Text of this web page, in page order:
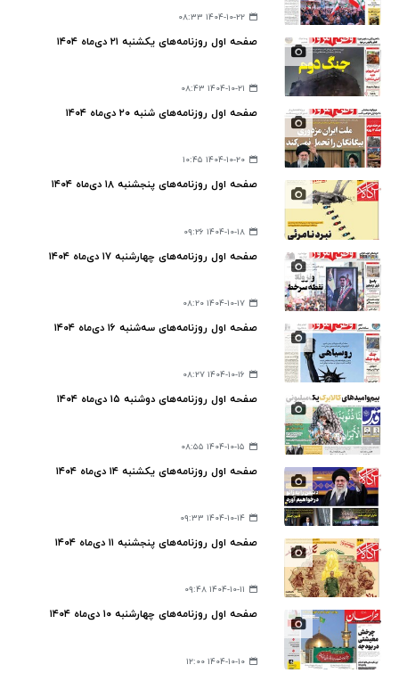
۱۴۰۴-۱۰-۲۲ ۰۸:۳۳
صفحه اول روزنامه‌های یکشنبه ۲۱ دی‌ماه ۱۴۰۴
۱۴۰۴-۱۰-۲۱ ۰۸:۴۳
صفحه اول روزنامه‌های شنبه ۲۰ دی‌ماه ۱۴۰۴
۱۴۰۴-۱۰-۲۰ ۱۰:۴۵
صفحه اول روزنامه‌های پنجشنبه ۱۸ دی‌ماه ۱۴۰۴
۱۴۰۴-۱۰-۱۸ ۰۹:۲۶
صفحه اول روزنامه‌های چهارشنبه ۱۷ دی‌ماه ۱۴۰۴
۱۴۰۴-۱۰-۱۷ ۰۸:۲۰
صفحه اول روزنامه‌های سه‌شنبه ۱۶ دی‌ماه ۱۴۰۴
۱۴۰۴-۱۰-۱۶ ۰۸:۲۷
صفحه اول روزنامه‌های دوشنبه ۱۵ دی‌ماه ۱۴۰۴
۱۴۰۴-۱۰-۱۵ ۰۸:۵۵
صفحه اول روزنامه‌های یکشنبه ۱۴ دی‌ماه ۱۴۰۴
۱۴۰۴-۱۰-۱۴ ۰۹:۳۳
صفحه اول روزنامه‌های پنجشنبه ۱۱ دی‌ماه ۱۴۰۴
۱۴۰۴-۱۰-۱۱ ۰۹:۴۸
صفحه اول روزنامه‌های چهارشنبه ۱۰ دی‌ماه ۱۴۰۴
۱۴۰۴-۱۰-۱۰ ۱۲:۰۰